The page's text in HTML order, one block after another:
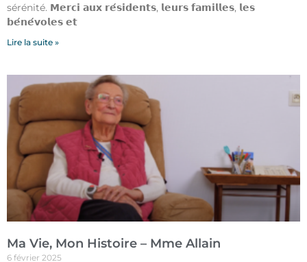
sérénité. 𝗠𝗲𝗿𝗰𝗶 𝗮𝘂𝘅 𝗿𝗲́𝘀𝗶𝗱𝗲𝗻𝘁𝘀, 𝗹𝗲𝘂𝗿𝘀 𝗳𝗮𝗺𝗶𝗹𝗹𝗲𝘀, 𝗹𝗲𝘀
𝗯𝗲́𝗻𝗲́𝘃𝗼𝗹𝗲𝘀 𝗲𝘁
Lire la suite »
Ma Vie, Mon Histoire – Mme Allain
6 février 2025